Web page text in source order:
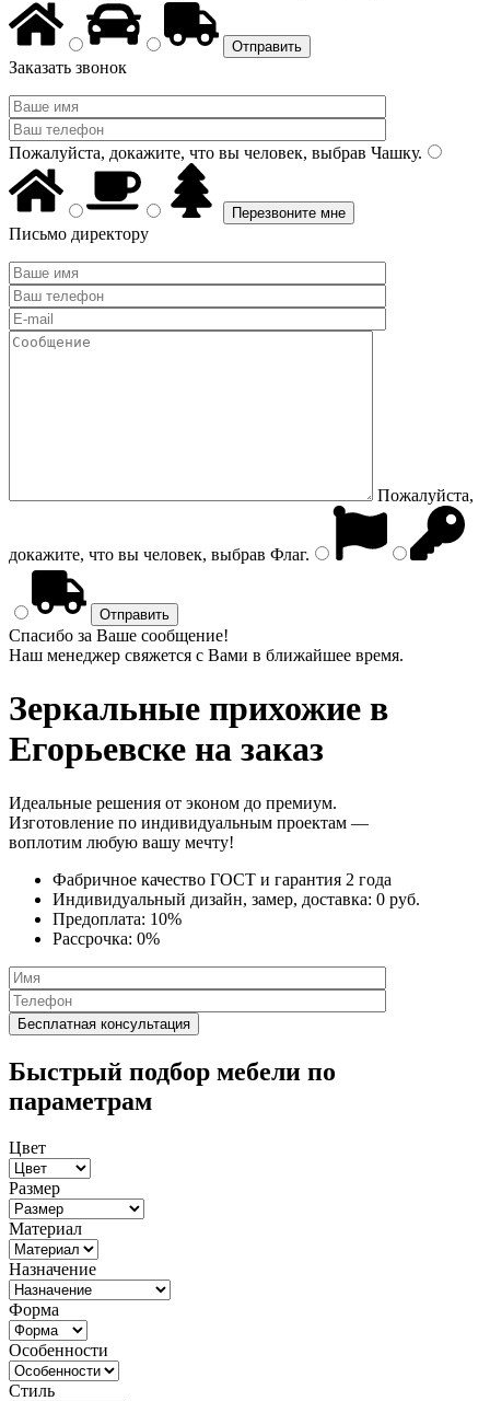
Заказать звонок
Пожалуйста, докажите, что вы человек, выбрав Чашку.
Письмо директору
Пожалуйста,
докажите, что вы человек, выбрав Флаг.
Спасибо за Ваше сообщение!
Наш менеджер свяжется с Вами в ближайшее время.
Зеркальные прихожие в
Егорьевске на заказ
Идеальные решения от эконом до премиум.
Изготовление по индивидуальным проектам —
воплотим любую вашу мечту!
Фабричное качество ГОСТ и гарантия 2 года
Индивидуальный дизайн, замер, доставка: 0 руб.
Предоплата: 10%
Рассрочка: 0%
Быстрый подбор мебели по
параметрам
Цвет
Размер
Материал
Назначение
Форма
Особенности
Стиль